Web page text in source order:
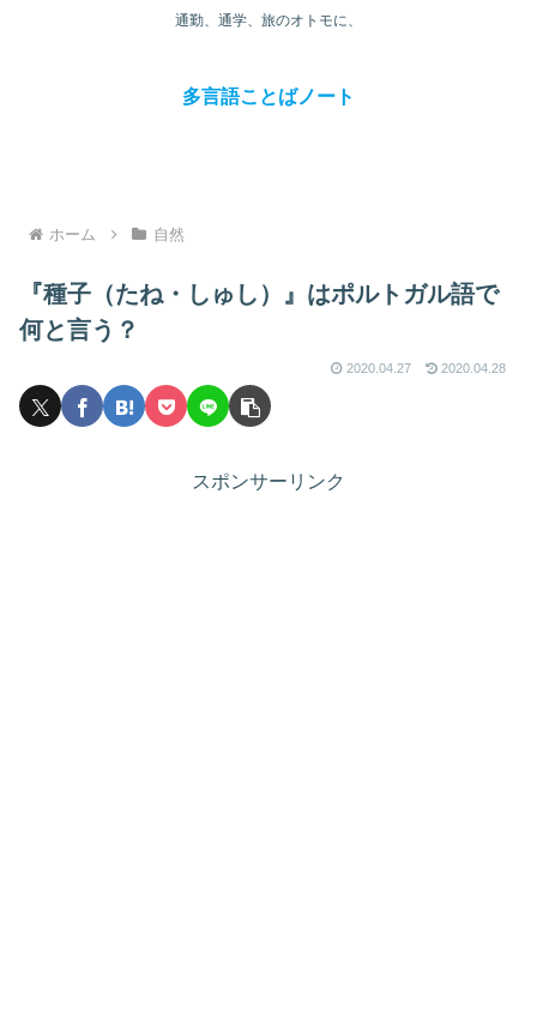
通勤、通学、旅のオトモに、
多言語ことばノート
ホーム 自然
『種子（たね・しゅし）』はポルトガル語で
何と言う？
2020.04.27 2020.04.28
スポンサーリンク